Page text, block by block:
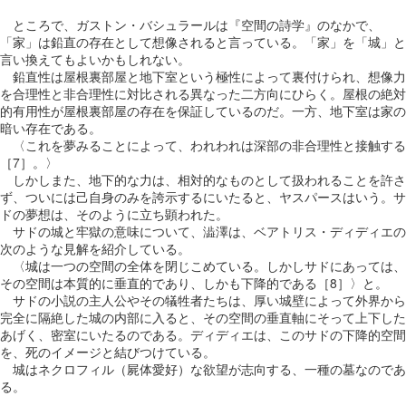
ところで、ガストン・バシュラールは『空間の詩学』のなかで、
「家」は鉛直の存在として想像されると言っている。「家」を「城」と
言い換えてもよいかもしれない。
鉛直性は屋根裏部屋と地下室という極性によって裏付けられ、想像力
を合理性と非合理性に対比される異なった二方向にひらく。屋根の絶対
的有用性が屋根裏部屋の存在を保証しているのだ。一方、地下室は家の
暗い存在である。
〈これを夢みることによって、われわれは深部の非合理性と接触する
［7］。〉
しかしまた、地下的な力は、相対的なものとして扱われることを許さ
ず、ついには己自身のみを誇示するにいたると、ヤスパースはいう。サ
ドの夢想は、そのように立ち顕われた。
サドの城と牢獄の意味について、澁澤は、ベアトリス・ディディエの
次のような見解を紹介している。
〈城は一つの空間の全体を閉じこめている。しかしサドにあっては、
その空間は本質的に垂直的であり、しかも下降的である［8］〉と。
サドの小説の主人公やその犠牲者たちは、厚い城壁によって外界から
完全に隔絶した城の内部に入ると、その空間の垂直軸にそって上下した
あげく、密室にいたるのである。ディディエは、このサドの下降的空間
を、死のイメージと結びつけている。
城はネクロフィル（屍体愛好）な欲望が志向する、一種の墓なのであ
る。